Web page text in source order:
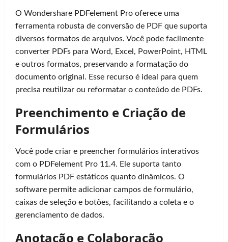
O Wondershare PDFelement Pro oferece uma
ferramenta robusta de conversão de PDF que suporta
diversos formatos de arquivos. Você pode facilmente
converter PDFs para Word, Excel, PowerPoint, HTML
e outros formatos, preservando a formatação do
documento original. Esse recurso é ideal para quem
precisa reutilizar ou reformatar o conteúdo de PDFs.
Preenchimento e Criação de
Formulários
Você pode criar e preencher formulários interativos
com o PDFelement Pro 11.4. Ele suporta tanto
formulários PDF estáticos quanto dinâmicos. O
software permite adicionar campos de formulário,
caixas de seleção e botões, facilitando a coleta e o
gerenciamento de dados.
Anotação e Colaboração